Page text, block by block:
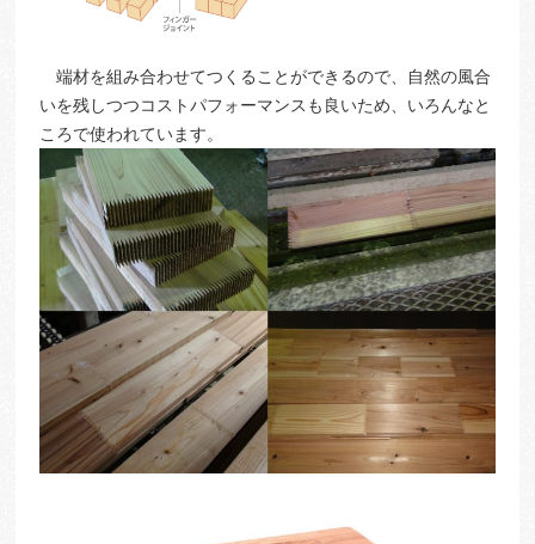
端材を組み合わせてつくることができるので、自然の風合
いを残しつつコストパフォーマンスも良いため、いろんなと
ころで使われています。